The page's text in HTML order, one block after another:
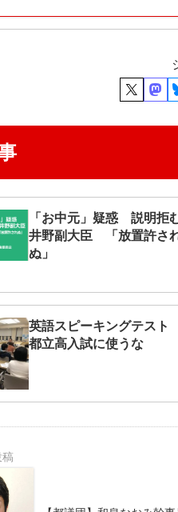
「お中元」疑惑 説明拒
井野副大臣 「放置許さ
ぬ」
英語スピーキングテスト
都立高入試に使うな